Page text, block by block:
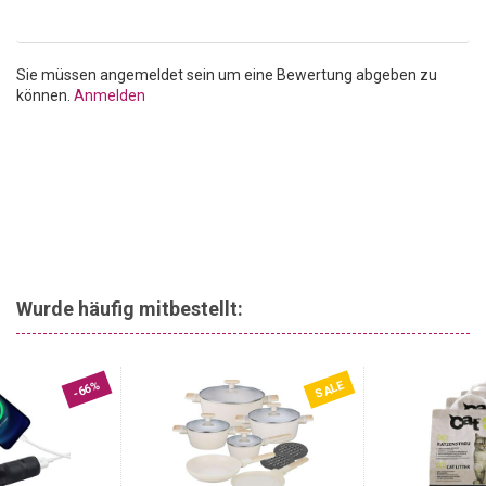
Arbeitsleuchte, auch als Notlicht:Mit der integrierte LED-
Arbeitsleuchte erhalten Sie auch im Dunkeln Licht. So haben Sie
auch bei Reparaturen und Autopannen immer eine verlässliche
Sie müssen angemeldet sein um eine Bewertung abgeben zu
können. Anmelden
Wurde häufig mitbestellt:
-66% SALE